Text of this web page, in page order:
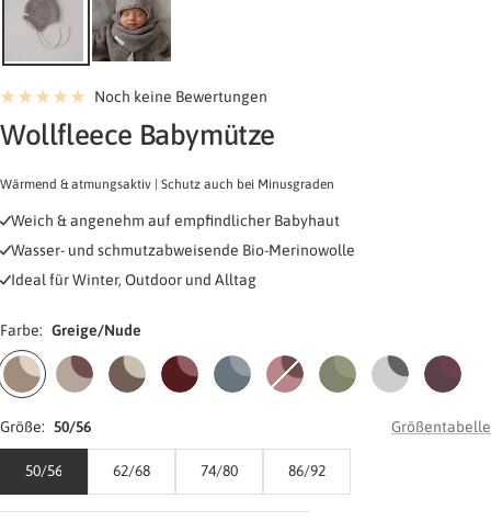
Noch keine Bewertungen
Wollfleece Babymütze
Wärmend & atmungsaktiv | Schutz auch bei Minusgraden
Weich & angenehm auf empfindlicher Babyhaut
Wasser- und schmutzabweisende Bio-Merinowolle
Ideal für Winter, Outdoor und Alltag
Farbe: Greige/Nude
Greige/NudeGreige/Light
Plum
Chocolate/Nude
Burgundy/Burgundy
Cloudy
Blue/Blue
Cloudy
Rose/Rose
Frost
Green/Green
Sky
Grey/Grey
Plum/
Plum
Größe: 50/56 Größentabelle
50/56 62/68 74/80 86/92